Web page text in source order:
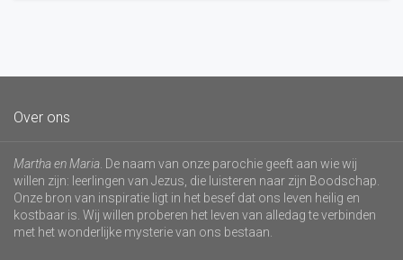
Over ons
Martha en Maria . De naam van onze parochie geeft aan wie wij
willen zijn: leerlingen van Jezus, die luisteren naar zijn Boodschap.
Onze bron van inspiratie ligt in het besef dat ons leven heilig en
kostbaar is. Wij willen proberen het leven van alledag te verbinden
met het wonderlijke mysterie van ons bestaan.